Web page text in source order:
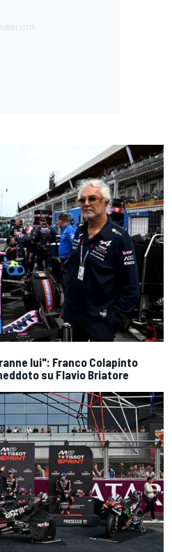
lui": Franco Colapinto
su Flavio Briatore